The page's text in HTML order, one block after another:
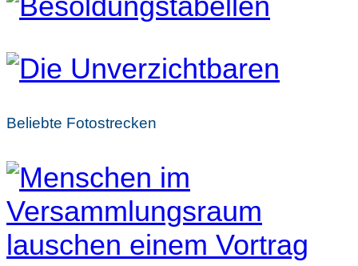
Beliebte Fotostrecken